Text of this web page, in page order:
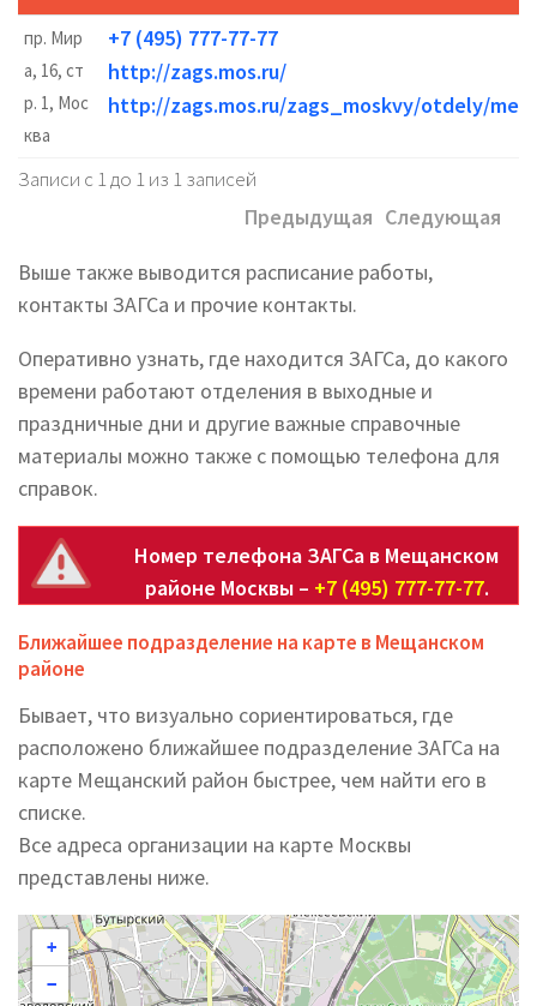
пр. Мир
а, 16, ст
р. 1, Мос
ква
+7 (495) 777-77-77
http://zags.mos.ru/
http://zags.mos.ru/zags_moskvy/otdely/
Записи с 1 до 1 из 1 записей
Предыдущая Следующая
Выше также выводится расписание работы,
контакты ЗАГСа и прочие контакты.
Оперативно узнать, где находится ЗАГСа, до какого
времени работают отделения в выходные и
праздничные дни и другие важные справочные
материалы можно также с помощью телефона для
справок.
Номер телефона ЗАГСа в Мещанском
районе Москвы – +7 (495) 777-77-77.
Ближайшее подразделение на карте в Мещанском
районе
Бывает, что визуально сориентироваться, где
расположено ближайшее подразделение ЗАГСа на
карте Мещанский район быстрее, чем найти его в
списке.
Все адреса организации на карте Москвы
представлены ниже.
+
−